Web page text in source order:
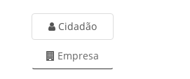
Cidadão
Empresa